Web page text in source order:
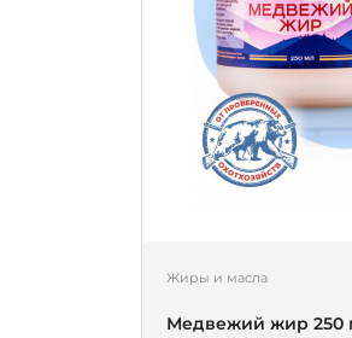
Жиры и масла
Медвежий жир 250